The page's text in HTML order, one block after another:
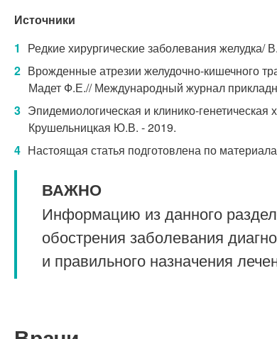
Источники
Редкие хирургические заболевания
Врожденные атрезии желудочно-кишечного
Мадет Ф.Е.// Международный журнал
Эпидемиологическая и клинико-
Крушельницкая Ю.В. - 2019.
Настоящая статья подготовлена по
ВАЖНО
Информацию из данного
обострения заболевания
и правильного назначения